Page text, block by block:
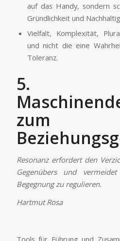
auf das Handy, sondern
Gründlichkeit und
Vielfalt, Komplexität,
und nicht die eine
Toleranz.
5.
zum
Resonanz erfordert den
Gegenübers und
Begegnung zu regulieren.
Hartmut Rosa
Tools für Führung und